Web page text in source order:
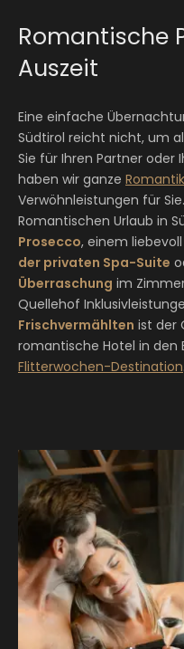
Romantische
Auszeit
Eine einfache
Südtirol reicht nicht, um
Sie für Ihren Partner oder
haben wir ganze
Verwöhnleistungen für
Romantischen Urlaub in
Prosecco, einem
der privaten Spa-Suite
Überraschung im
Quellehof
Frischvermählten ist der
romantische Hotel in den
Flitterwochen-Destination